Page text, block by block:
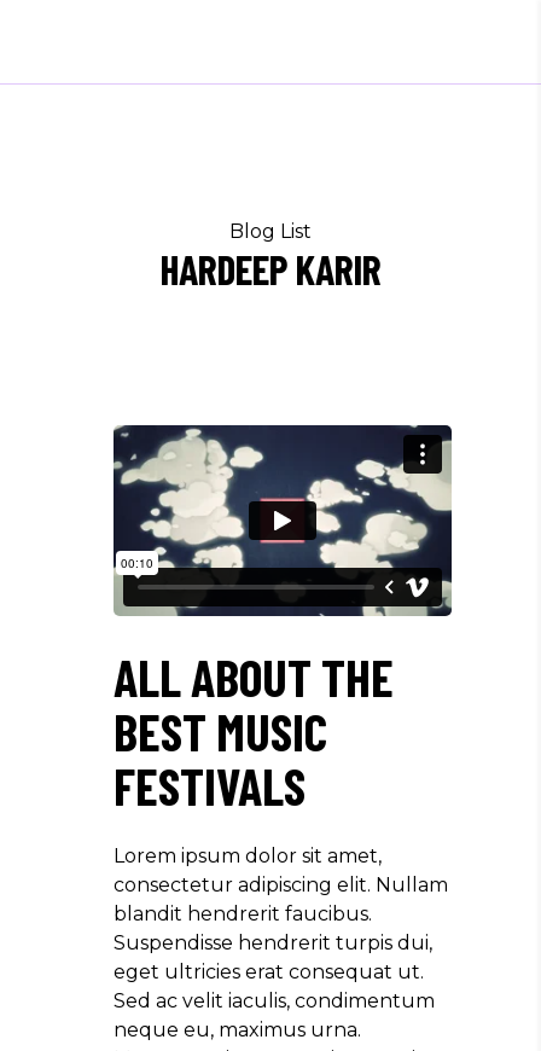
Blog List
HARDEEP KARIR
ALL ABOUT THE
BEST MUSIC
FESTIVALS
Lorem ipsum dolor sit amet,
consectetur adipiscing elit. Nullam
blandit hendrerit faucibus.
Suspendisse hendrerit turpis dui,
eget ultricies erat consequat ut.
Sed ac velit iaculis, condimentum
neque eu, maximus urna.